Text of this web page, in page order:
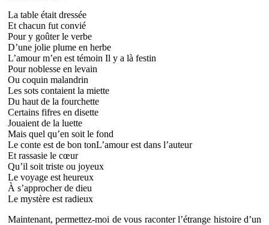
La table était dressée
Et chacun fut convié
Pour y goûter le verbe
D’une jolie plume en herbe
L’amour m’en est témoin Il y a là festin
Pour noblesse en levain
Ou coquin malandrin
Les sots contaient la miette
Du haut de la fourchette
Certains fifres en disette
Jouaient de la luette
Mais quel qu’en soit le fond
Le conte est de bon tonL’amour est dans l’auteur
Et rassasie le cœur
Qu’il soit triste ou joyeux
Le voyage est heureux
À s’approcher de dieu
Le mystère est radieux
Maintenant, permettez-moi de vous raconter l’étrange histoire d’un